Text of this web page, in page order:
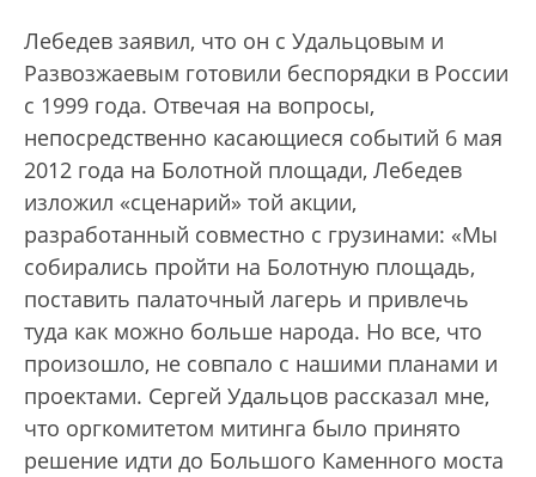
Лебедев заявил, что он с Удальцовым и
Развозжаевым готовили беспорядки в России
с 1999 года. Отвечая на вопросы,
непосредственно касающиеся событий 6 мая
2012 года на Болотной площади, Лебедев
изложил «сценарий» той акции,
разработанный совместно с грузинами: «Мы
собирались пройти на Болотную площадь,
поставить палаточный лагерь и привлечь
туда как можно больше народа. Но все, что
произошло, не совпало с нашими планами и
проектами. Сергей Удальцов рассказал мне,
что оргкомитетом митинга было принято
решение идти до Большого Каменного моста